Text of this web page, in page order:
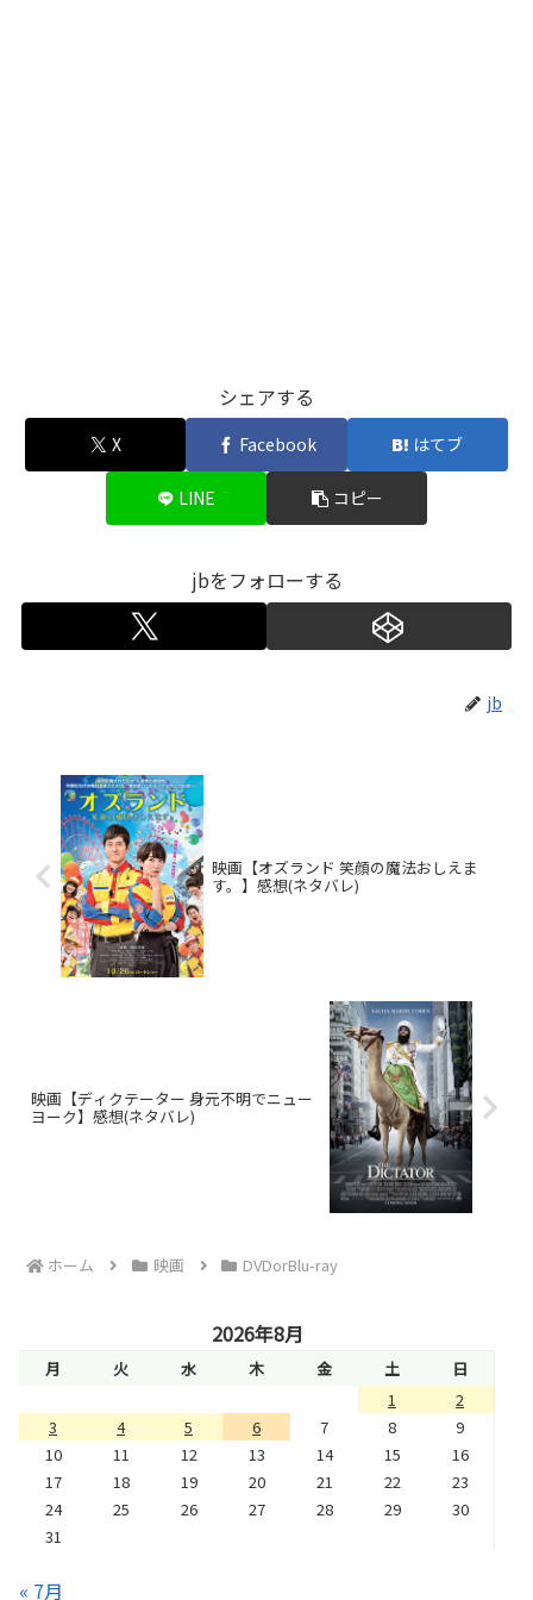
シェアする
X Facebook はてブ
LINE コピー
jbをフォローする
jb
映画【オズランド 笑顔の魔法おしえま
す。】感想(ネタバレ)
映画【ディクテーター 身元不明でニュー
ヨーク】感想(ネタバレ)
ホーム 映画 DVDorBlu-ray
2026年8月
月 火 水 木 金 土
日
1
2
3
4 5 6 7 8
9
10
11 12 13 14 15
16
17
18 19 20 21 22
23
24
25 26 27 28 29
30
31
« 7月